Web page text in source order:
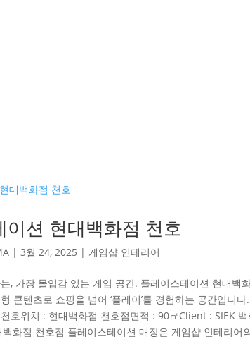
이션 현대백화점 천호
|3월 24, 2025 | 게임샵 인테리어
, 가장 몰입감 있는 게임 공간. 플레이스테이션 현대백
콘텐츠로 쇼핑을 넘어 ‘플레이’를 경험하는 공간입니다
호위치 : 현대백화점 천호점면적 : 90㎡Client : SIEK 백
화점 천호점 플레이스테이션 매장은 게임샵 인테리어